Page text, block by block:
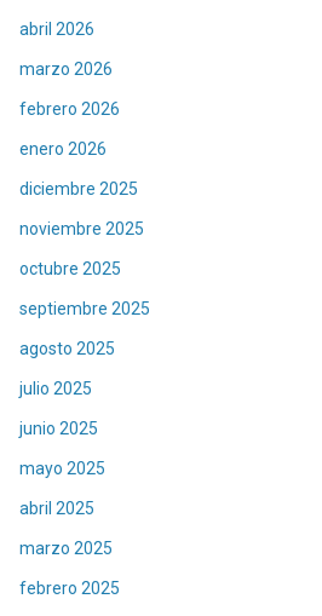
abril 2026
marzo 2026
febrero 2026
enero 2026
diciembre 2025
noviembre 2025
octubre 2025
septiembre 2025
agosto 2025
julio 2025
junio 2025
mayo 2025
abril 2025
marzo 2025
febrero 2025